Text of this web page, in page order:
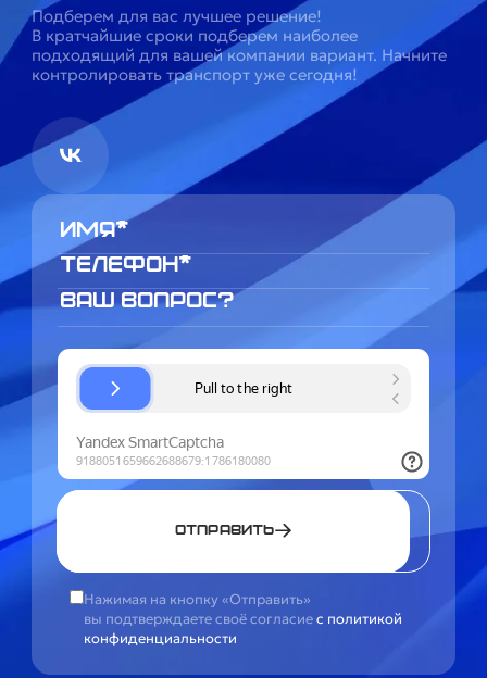
Подберем для вас лучшее решение!
В кратчайшие сроки подберем наиболее
подходящий для вашей компании вариант. Начните
контролировать транспорт уже сегодня!
Отправить
Нажимая на кнопку «Отправить»
вы подтверждаете своё согласиес политикой
конфиденциальности